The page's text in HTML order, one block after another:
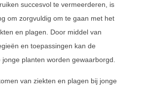
succesvol te vermeerderen, is
om zorgvuldig om te gaan met het
en plagen. Door middel van
en toepassingen kan de
planten worden gewaarborgd.
van ziekten en plagen bij jonge